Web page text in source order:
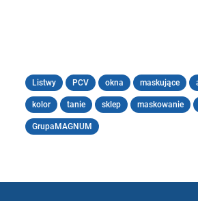
Listwy PCV okna maskujące
kolor tanie sklep maskowanie
GrupaMAGNUM